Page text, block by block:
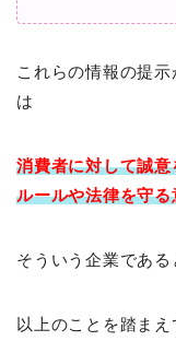
これらの情報の提
は
消費者に対して誠意
ルールや法律を守
そういう企業である
以上のことを踏まえ